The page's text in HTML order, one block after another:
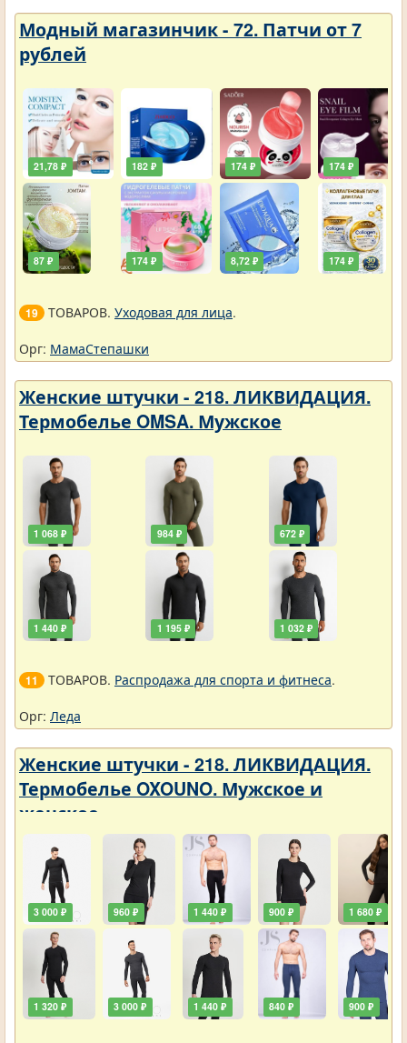
Модный магазинчик - 72. Патчи от 7
рублей
21,78 ₽
87 ₽
182 ₽
174 ₽
174 ₽
8,72 ₽
174 ₽
174 ₽
19 ТОВАРОВ. Уходовая для лица.
Орг: МамаСтепашки
Женские штучки - 218. ЛИКВИДАЦИЯ.
Термобелье OMSA. Мужское
1 068 ₽
1 440 ₽
984 ₽
1 195 ₽
672 ₽
1 032 ₽
11 ТОВАРОВ. Распродажа для спорта и фитнеса.
Орг: Леда
Женские штучки - 218. ЛИКВИДАЦИЯ.
Термобелье OXOUNO. Мужское и
женское
3 000 ₽
1 320 ₽
960 ₽
3 000 ₽
1 440 ₽
1 440 ₽
900 ₽
840 ₽
1 680 ₽
900 ₽